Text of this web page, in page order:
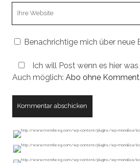
Benachrichtige mich über neue
Ich will Post wenn es hier
Auch möglich: Abo ohne